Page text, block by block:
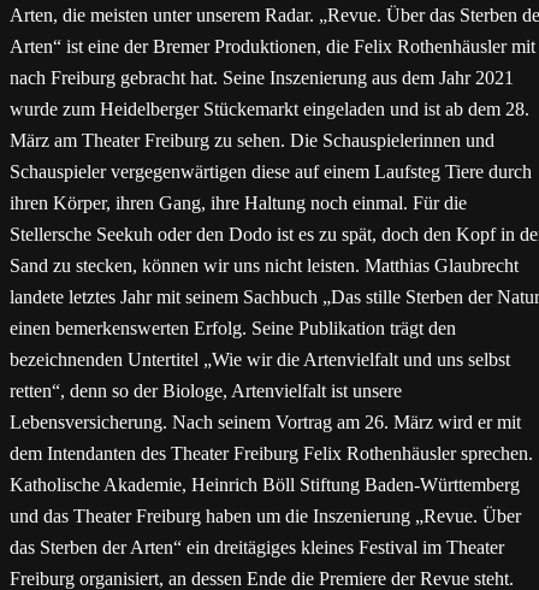
Arten, die meisten unter unserem Radar. „Revue. Über das Sterben
Arten“ ist eine der Bremer Produktionen, die Felix Rothenhäusler mit
nach Freiburg gebracht hat. Seine Inszenierung aus dem Jahr 2021
wurde zum Heidelberger Stückemarkt eingeladen und ist ab dem 28.
März am Theater Freiburg zu sehen. Die Schauspielerinnen und
Schauspieler vergegenwärtigen diese auf einem Laufsteg Tiere durch
ihren Körper, ihren Gang, ihre Haltung noch einmal. Für die
Stellersche Seekuh oder den Dodo ist es zu spät, doch den Kopf in
Sand zu stecken, können wir uns nicht leisten. Matthias Glaubrecht
landete letztes Jahr mit seinem Sachbuch „Das stille Sterben der
einen bemerkenswerten Erfolg. Seine Publikation trägt den
bezeichnenden Untertitel „Wie wir die Artenvielfalt und uns selbst
retten“, denn so der Biologe, Artenvielfalt ist unsere
Lebensversicherung. Nach seinem Vortrag am 26. März wird er mit
dem Intendanten des Theater Freiburg Felix Rothenhäusler sprechen.
Katholische Akademie, Heinrich Böll Stiftung Baden-Württemberg
und das Theater Freiburg haben um die Inszenierung „Revue. Über
das Sterben der Arten“ ein dreitägiges kleines Festival im Theater
Freiburg organisiert, an dessen Ende die Premiere der Revue steht.